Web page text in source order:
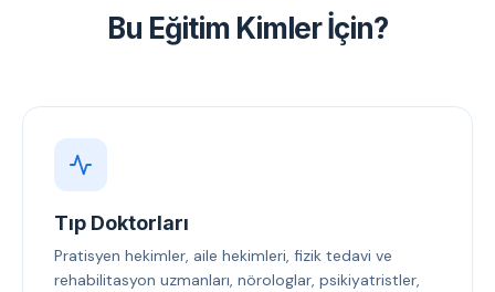
Bu Eğitim Kimler İçin?
Tıp Doktorları
Pratisyen hekimler, aile hekimleri, fizik tedavi ve
rehabilitasyon uzmanları, nörologlar, psikiyatristler,